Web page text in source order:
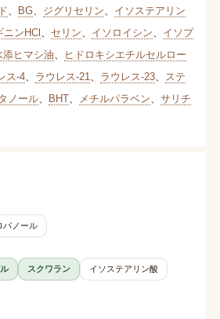
BG、 ジグリセリン
イソステアリン
ニンHCl セリン イソロイシン
イソプ
添ヒマシ油
ヒドロキシエチルセルロー
ス-4、 ラウレス-21 ラウレス-23、
ステ
ノール、 BHT、 メチルパラベン
サリチ
パノール
スクワラン
イソステアリン酸